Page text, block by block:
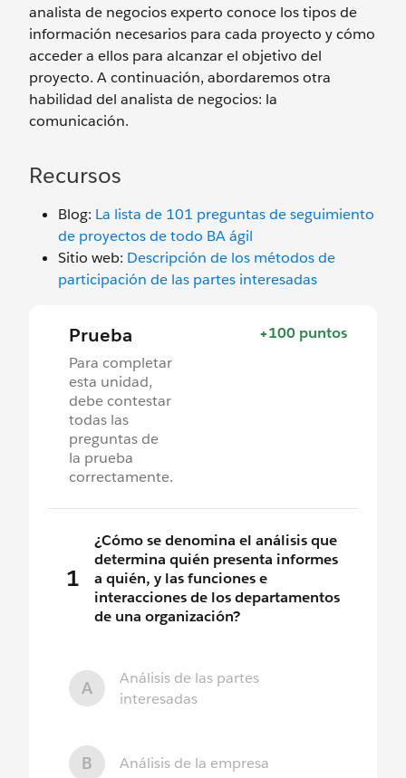
analista de negocios experto conoce los tipos de
información necesarios para cada proyecto y cómo
acceder a ellos para alcanzar el objetivo del
proyecto. A continuación, abordaremos otra
habilidad del analista de negocios: la
comunicación.
Recursos
Blog: La lista de 101 preguntas de seguimiento
de proyectos de todo BA ágil
Sitio web: Descripción de los métodos de
participación de las partes interesadas